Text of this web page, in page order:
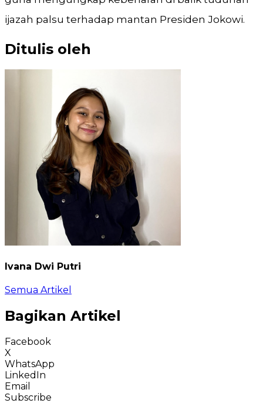
ijazah palsu terhadap mantan Presiden Jokowi.
Ditulis oleh
Ivana Dwi Putri
Semua Artikel
Bagikan Artikel
Facebook
X
WhatsApp
LinkedIn
Email
Subscribe